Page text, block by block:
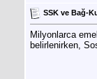
SSK ve Bağ-
Milyonlarca
belirlenirken,